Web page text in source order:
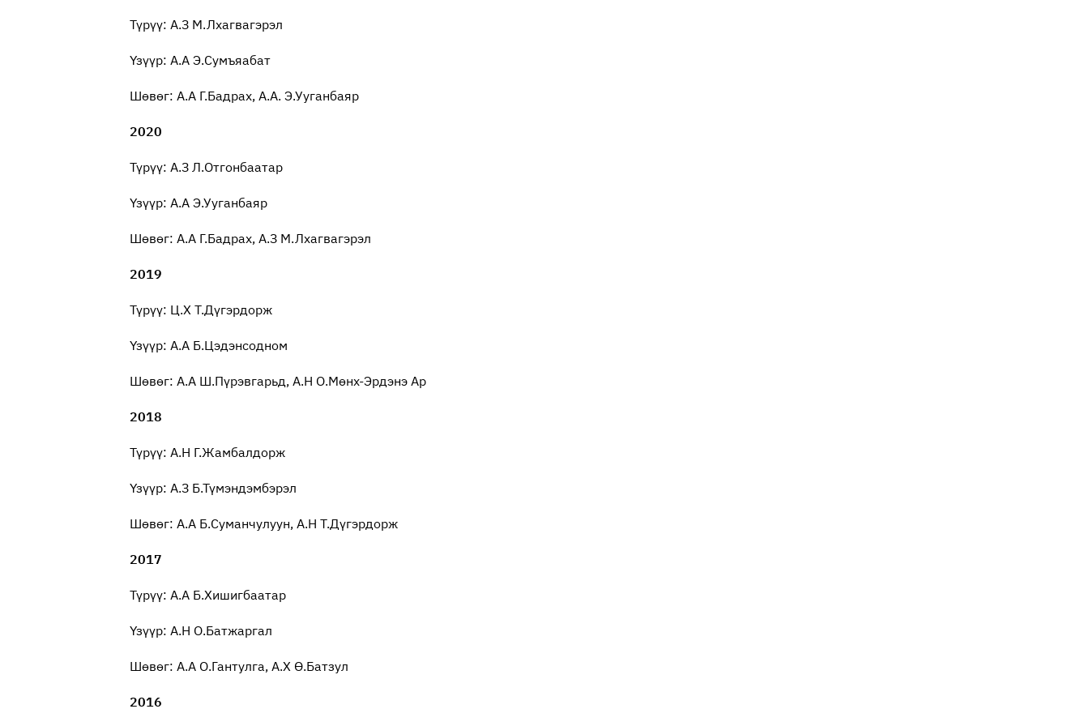
Түрүү: А.З М.Лхагвагэрэл
Үзүүр: А.А Э.Сумъяабат
Шөвөг: А.А Г.Бадрах, А.А. Э.Ууганбаяр
2020
Түрүү: А.З Л.Отгонбаатар
Үзүүр: А.А Э.Ууганбаяр
Шөвөг: А.А Г.Бадрах, А.З М.Лхагвагэрэл
2019
Түрүү: Ц.Х Т.Дүгэрдорж
Үзүүр: А.А Б.Цэдэнсодном
Шөвөг: А.А Ш.Пүрэвгарьд, А.Н О.Мөнх-Эрдэнэ Ар
2018
Түрүү: А.Н Г.Жамбалдорж
Үзүүр: А.З Б.Түмэндэмбэрэл
Шөвөг: А.А Б.Суманчулуун, А.Н Т.Дүгэрдорж
2017
Түрүү: А.А Б.Хишигбаатар
Үзүүр: А.Н О.Батжаргал
Шөвөг: А.А О.Гантулга, А.Х Ө.Батзул
2016